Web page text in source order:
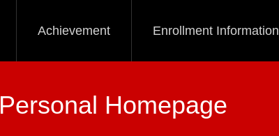
Achievement Enrollment Information
Personal Homepage